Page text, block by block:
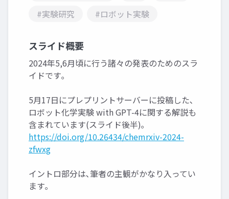
#実験研究
#ロボット実験
スライド概要
2024年5,6月頃に行う諸々の発表のためのスラ
イドです｡
5月17日にプレプリントサーバーに投稿した､
ロボット化学実験 with GPT-4に関する解説も
含まれています(スライド後半)｡
https://doi.org/10.26434/chemrxiv-2024-
zfwxg
イントロ部分は､筆者の主観がかなり入ってい
ます｡